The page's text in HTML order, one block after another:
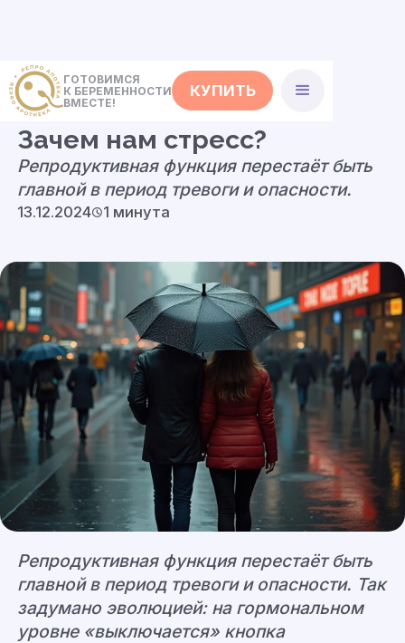
ГОТОВИМСЯ
К БЕРЕМЕННОСТИ
ВМЕСТЕ!
КУПИТЬ
<- Статьи
Зачем нам стресс?
Репродуктивная функция перестаёт быть
главной в период тревоги и опасности.
13.12.2024 1 минута
Репродуктивная функция перестаёт быть
главной в период тревоги и опасности. Так
задумано эволюцией: на гормональном
уровне «выключается» кнопка